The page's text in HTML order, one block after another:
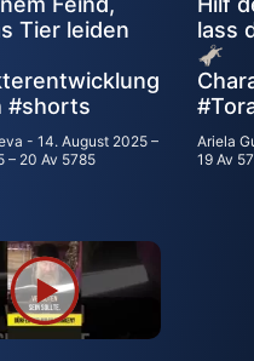
Tier leiden
#shorts
14. August 2025 –
– 20 Av 5785
lass
🫏
Ariela
19 Av